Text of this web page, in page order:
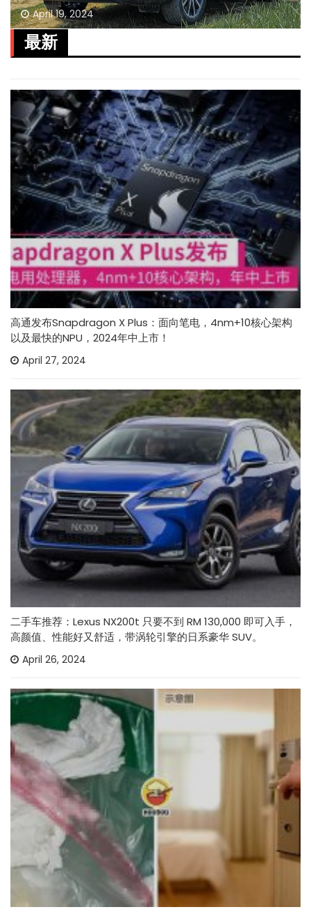
April 19, 2024
最新
高通发布Snapdragon X Plus：面向笔电，4nm+10核心架构
以及最快的NPU，2024年中上市！
April 27, 2024
二手车推荐：Lexus NX200t 只要不到 RM 130,000 即可入手，
高颜值、性能好又舒适，带涡轮引擎的日系豪华 SUV。
April 26, 2024